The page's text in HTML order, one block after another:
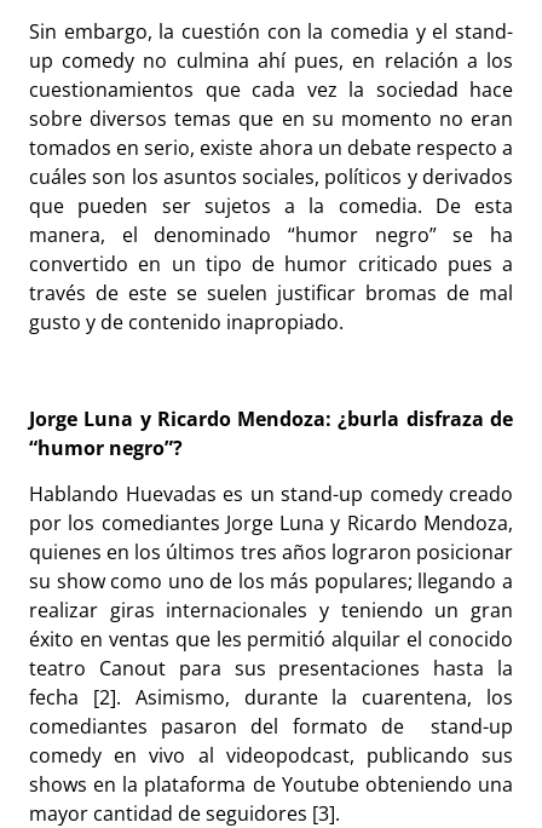
Sin embargo, la cuestión con la comedia y el stand-
up comedy no culmina ahí pues, en relación a los
cuestionamientos que cada vez la sociedad hace
sobre diversos temas que en su momento no eran
tomados en serio, existe ahora un debate respecto a
cuáles son los asuntos sociales, políticos y derivados
que pueden ser sujetos a la comedia. De esta
manera, el denominado “humor negro” se ha
convertido en un tipo de humor criticado pues a
través de este se suelen justificar bromas de mal
gusto y de contenido inapropiado.
Jorge Luna y Ricardo Mendoza: ¿burla disfraza de
“humor negro”?
Hablando Huevadas es un stand-up comedy creado
por los comediantes Jorge Luna y Ricardo Mendoza,
quienes en los últimos tres años lograron posicionar
su show como uno de los más populares; llegando a
realizar giras internacionales y teniendo un gran
éxito en ventas que les permitió alquilar el conocido
teatro Canout para sus presentaciones hasta la
fecha [2]. Asimismo, durante la cuarentena, los
comediantes pasaron del formato de stand-up
comedy en vivo al videopodcast, publicando sus
shows en la plataforma de Youtube obteniendo una
mayor cantidad de seguidores [3].